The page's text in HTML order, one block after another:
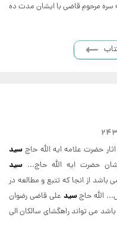
مرحوم قاضی با ایشان مدت ده
243
حضرت علامه ایه الله حاج سید
حضرت ایه الله حاج... سید
از انجا که تتبع و مطالعه در
الله حاجسید علی قاضی رضوان
می تواند راهگشای سالکان الی